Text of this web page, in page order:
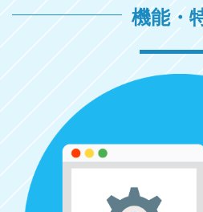
機能・